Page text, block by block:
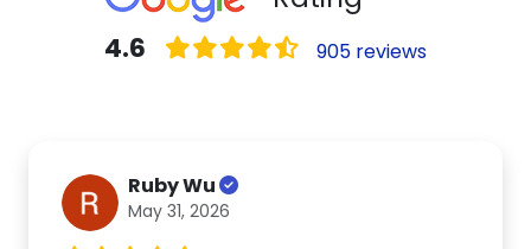
4.6 905 reviews
Ruby Wu
May 31, 2026